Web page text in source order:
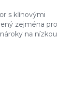
s klínovými
zejména pro
na nízkou